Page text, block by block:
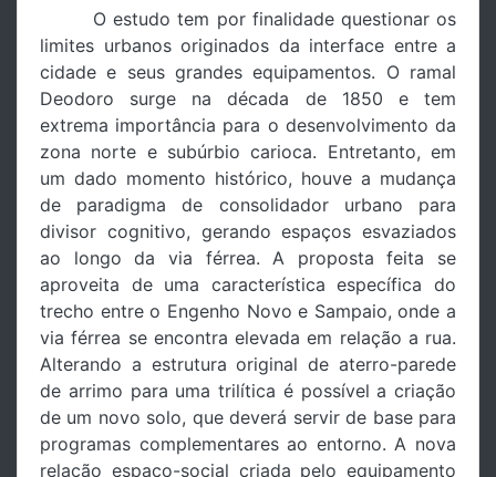
O estudo tem por finalidade questionar os
limites urbanos originados da interface entre a
cidade e seus grandes equipamentos. O ramal
Deodoro surge na década de 1850 e tem
extrema importância para o desenvolvimento da
zona norte e subúrbio carioca. Entretanto, em
um dado momento histórico, houve a mudança
de paradigma de consolidador urbano para
divisor cognitivo, gerando espaços esvaziados
ao longo da via férrea. A proposta feita se
aproveita de uma característica específica do
trecho entre o Engenho Novo e Sampaio, onde a
via férrea se encontra elevada em relação a rua.
Alterando a estrutura original de aterro-parede
de arrimo para uma trilítica é possível a criação
de um novo solo, que deverá servir de base para
programas complementares ao entorno. A nova
relação espaço-social criada pelo equipamento